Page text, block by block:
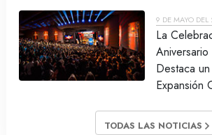
9 DE MAYO
La
Destaca
Expansión
TODAS LAS NOTICIAS